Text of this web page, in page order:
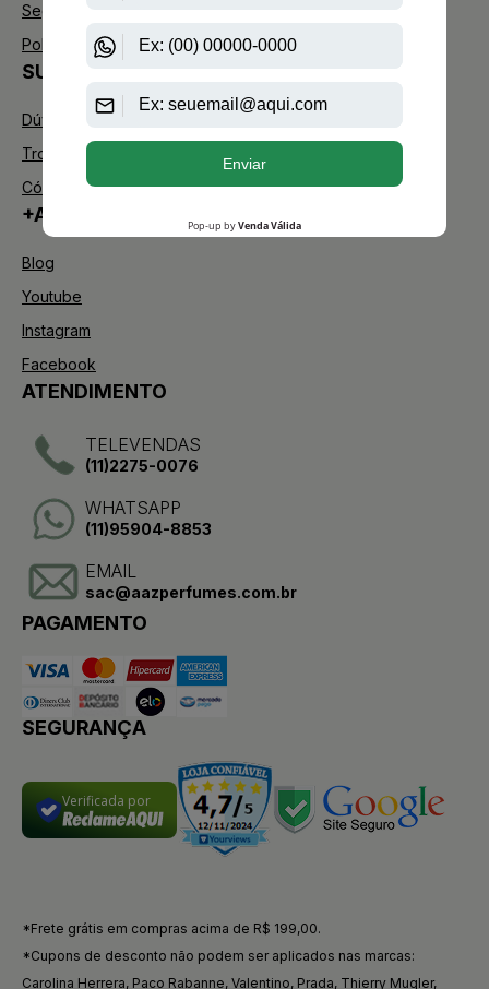
Segurança
Política de Troca
SUPORTE
Dúvidas Frequentes
Trocas e Devoluções
Código de defesa do consumidor
+AAZ PERFUMES
Blog
Youtube
Instagram
Facebook
ATENDIMENTO
TELEVENDAS
(11)2275-0076
WHATSAPP
(11)95904-8853
EMAIL
sac@aazperfumes.com.br
PAGAMENTO
SEGURANÇA
Verificada por
*Frete grátis em compras acima de R$ 199,00.
*Cupons de desconto não podem ser aplicados nas marcas:
Carolina Herrera, Paco Rabanne, Valentino, Prada, Thierry Mugler,